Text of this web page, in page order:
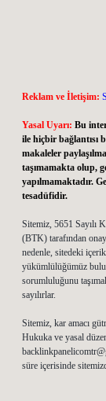
Reklam ve İletişim:
Yasal Uyarı: Bu
ile hiçbir bağlantısı
makaleler
taşımamakta olup,
yapılmamaktadır.
tesadüfidir.
Sitemiz, 5651 Sayılı
(BTK) tarafından
nedenle, sitedeki
yükümlülüğümüz
sorumluluğunu
sayılırlar.
Sitemiz, kar amacı
Hukuka ve yasal
süre içerisinde